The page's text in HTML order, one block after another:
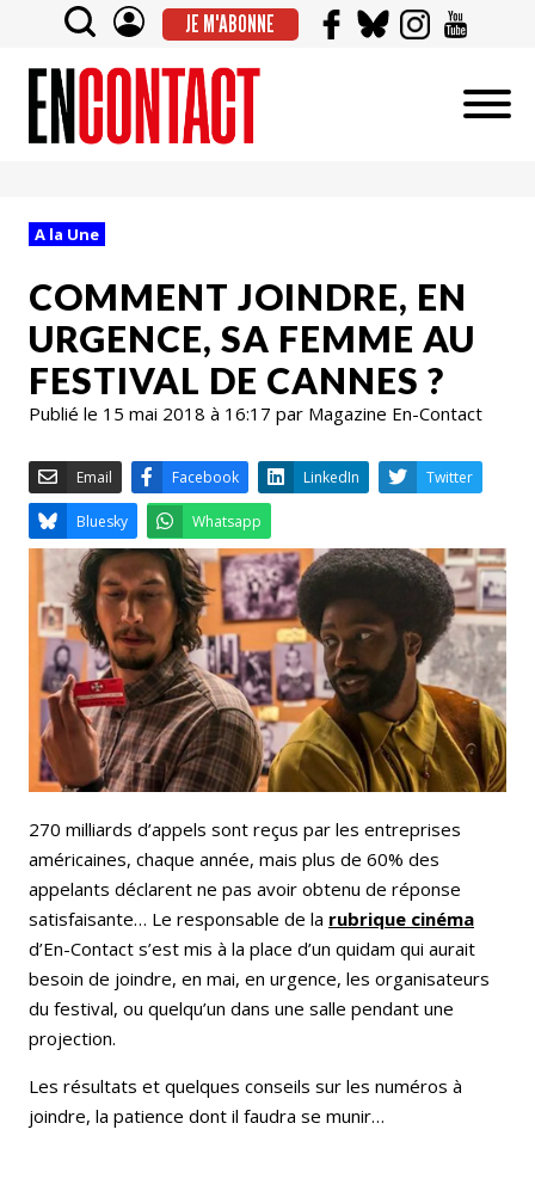
JE M'ABONNE
A la Une
COMMENT JOINDRE, EN
URGENCE, SA FEMME AU
FESTIVAL DE CANNES ?
Publié le 15 mai 2018 à 16:17 par Magazine En-Contact
Email Facebook LinkedIn
Bluesky Whatsapp
270 milliards d’appels sont reçus par les entreprises
américaines, chaque année, mais plus de 60% des
appelants déclarent ne pas avoir obtenu de réponse
satisfaisante… Le responsable de la rubrique cinéma
d’En-Contact s’est mis à la place d’un quidam qui aurait
besoin de joindre, en mai, en urgence, les organisateurs
du festival, ou quelqu’un dans une salle pendant une
projection.
Les résultats et quelques conseils sur les numéros à
joindre, la patience dont il faudra se munir…